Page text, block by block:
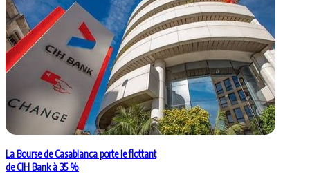
La Bourse de Casablanca porte le flottant
de CIH Bank à 35 %